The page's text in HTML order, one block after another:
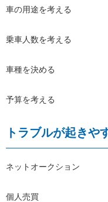
車の用途を考える
乗車人数を考える
車種を決める
予算を考える
トラブルが起きや
ネットオークション
個人売買